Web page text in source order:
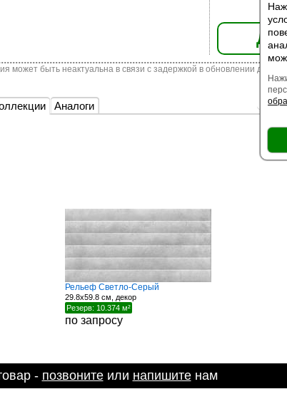
может быть неактуальна в связи с задержкой в обновлении
Аналоги Есть
Рельеф Светло-Серый
29.8x59.8 см, декор
Резерв: 10.374 м²
по запросу
- позвонитеили напишитенам